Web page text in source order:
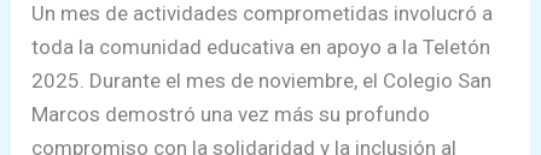
Un mes de actividades comprometidas involucró a
toda la comunidad educativa en apoyo a la Teletón
2025. Durante el mes de noviembre, el Colegio San
Marcos demostró una vez más su profundo
compromiso con la solidaridad y la inclusión al